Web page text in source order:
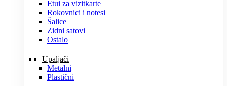
Etui za vizitkarte
Rokovnici i notesi
Šalice
Zidni satovi
Ostalo
Upaljači
Metalni
Plastični